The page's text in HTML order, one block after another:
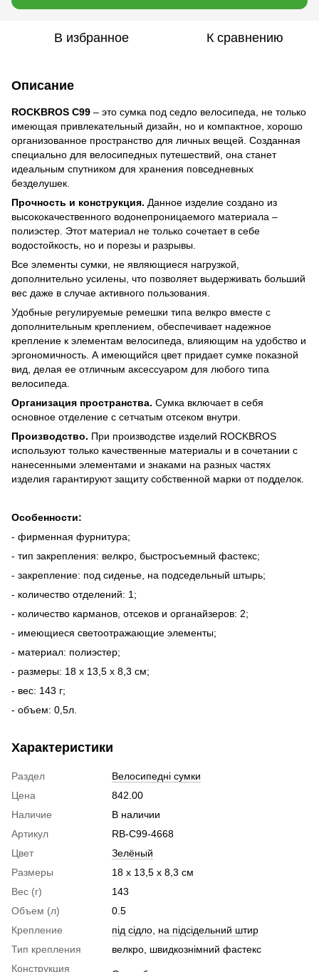
В избранное К сравнению
Описание
ROCKBROS C99 – это сумка под седло велосипеда, не только
имеющая привлекательный дизайн, но и компактное, хорошо
организованное пространство для личных вещей. Созданная
специально для велосипедных путешествий, она станет
идеальным спутником для хранения повседневных
безделушек.
Прочность и конструкция. Данное изделие создано из
высококачественного водонепроницаемого материала –
полиэстер. Этот материал не только сочетает в себе
водостойкость, но и порезы и разрывы.
Все элементы сумки, не являющиеся нагрузкой,
дополнительно усилены, что позволяет выдерживать больший
вес даже в случае активного пользования.
Удобные регулируемые ремешки типа велкро вместе с
дополнительным креплением, обеспечивает надежное
крепление к элементам велосипеда, влияющим на удобство и
эргономичность. А имеющийся цвет придает сумке показной
вид, делая ее отличным аксессуаром для любого типа
велосипеда.
Организация пространства. Сумка включает в себя
основное отделение с сетчатым отсеком внутри.
Производство. При производстве изделий ROCKBROS
используют только качественные материалы и в сочетании с
нанесенными элементами и знаками на разных частях
изделия гарантируют защиту собственной марки от подделок.
Особенности:
- фирменная фурнитура;
- тип закрепления: велкро, быстросъемный фастекс;
- закрепление: под сиденье, на подседельный штырь;
- количество отделений: 1;
- количество карманов, отсеков и органайзеров: 2;
- имеющиеся светоотражающие элементы;
- материал: полиэстер;
- размеры: 18 x 13,5 x 8,3 см;
- вес: 143 г;
- объем: 0,5л.
Характеристики
Раздел
Велосипедні сумки
Цена
842.00
Наличие
В наличии
Артикул
RB-C99-4668
Цвет
Зелёный
Размеры
18 x 13,5 x 8,3 см
Вес (г)
143
Объем (л)
0.5
Крепление
під сідло на підсідельний штир
Тип крепления
велкро, швидкознімний фастекс
Конструкция